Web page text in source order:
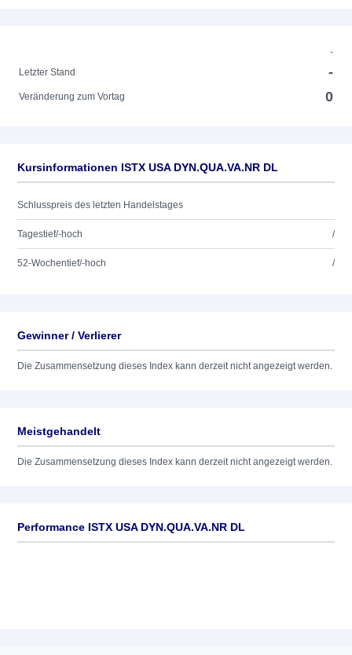
-
Letzter Stand
-
Veränderung zum Vortag 0
Kursinformationen ISTX USA DYN.QUA.VA.NR DL
Schlusspreis des letzten Handelstages
Tagestief/-hoch /
52-Wochentief/-hoch /
Gewinner / Verlierer
Die Zusammensetzung dieses Index kann derzeit nicht angezeigt werden.
Meistgehandelt
Die Zusammensetzung dieses Index kann derzeit nicht angezeigt werden.
Performance ISTX USA DYN.QUA.VA.NR DL